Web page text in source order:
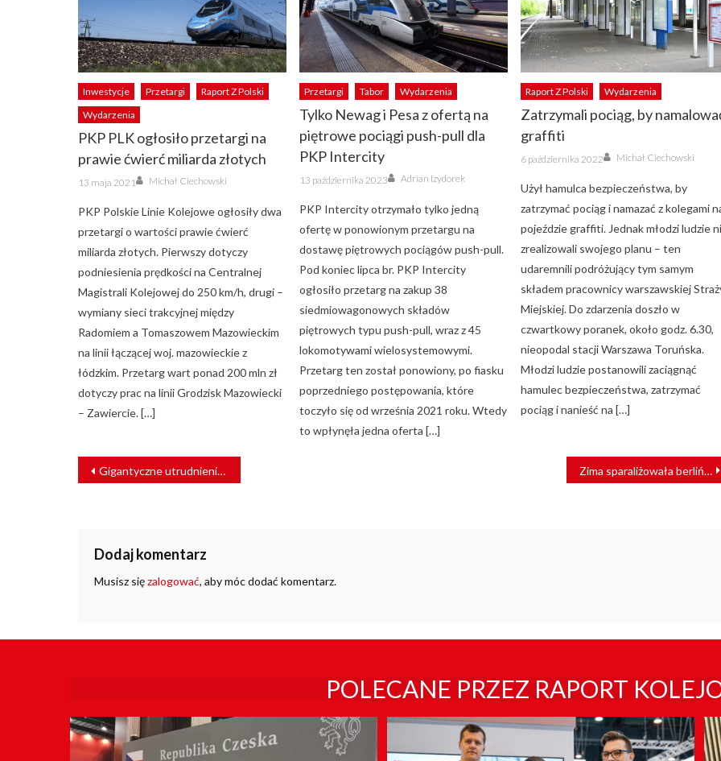
Inwestycje Przetargi
Raport Z Polski
Wydarzenia
PKP PLK ogłosiło przetargi na
prawie ćwierć miliarda złotych
Posted
on
13 maja 2021 Author
Michał Ciechowski
PKP Polskie Linie Kolejowe ogłosiły dwa
przetargi o wartości prawie ćwierć
miliarda złotych. Pierwszy dotyczy
podniesienia prędkości na Centralnej
Magistrali Kolejowej do 250 km/h, drugi –
wymiany sieci trakcyjnej między
Radomiem a Tomaszowem Mazowieckim
na linii łączącej woj. mazowieckie z
łódzkim. Przetarg wart ponad 200 mln zł
dotyczy prac na linii Grodzisk Mazowiecki
– Zawiercie. […]
Przetargi Tabor Wydarzenia
Tylko Newag i Pesa z ofertą na
piętrowe pociągi push-pull dla
PKP Intercity
Posted
on
13 października 2023 Author
Adrian Izydorek
PKP Intercity otrzymało tylko jedną
ofertę w ponowionym przetargu na
dostawę piętrowych pociągów push-pull.
Pod koniec lipca br. PKP Intercity
ogłosiło przetarg na zakup 38
siedmiowagonowych składów
piętrowych typu push-pull, wraz z 45
lokomotywami wielosystemowymi.
Przetarg ten został ponowiony, po fiasku
poprzedniego postępowania, które
toczyło się od września 2021 roku. Wtedy
to wpłynęła jedna oferta […]
Raport Z Polski Wydarzenia
Zatrzymali pociąg, by
graffiti
Posted
on
6 października 2022 Author
Michał Ciechowski
Użył hamulca bezpieczeństwa, by
zatrzymać pociąg i namazać z kolegami
pojeździe graffiti. Jednak młodzi ludzie
zrealizowali swojego planu – ten
udaremnili podróżujący tym samym
składem pracownicy warszawskiej
Miejskiej. Do zdarzenia doszło w
czwartkowy poranek, około godz. 6.30,
nieopodal stacji Warszawa Toruńska.
Młodzi ludzie postanowili zaciągnąć
hamulec bezpieczeństwa, zatrzymać
pociąg i nanieść na […]
NAWIGACJA
WPISU
Gigantyczne utrudnienia na kolei Zima sparaliżowała berlińską kolej S-Bahn
Dodaj komentarz
Musisz sięzalogować, aby móc dodać komentarz.
POLECANE PRZEZ RAPORT